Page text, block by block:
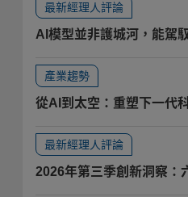
最新經理人評論
AI模型並非護城河，能駕
產業趨勢
從AI到太空：重塑下一代
最新經理人評論
2026年第三季創新洞察：